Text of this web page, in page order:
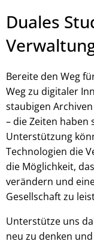
Duales
Bereite den Weg
Weg zu digitaler
staubigen
– die Zeiten
Unterstützung
Technologien die
die Möglichkeit,
verändern und
Gesellschaft zu
Unterstütze uns
neu zu denken